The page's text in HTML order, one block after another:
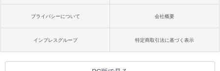
プライバシーについて 会社概要
インプレスグループ 特定商取引法に基づく表示